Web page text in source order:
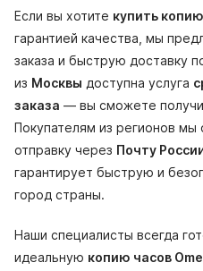
Если вы хотите купить
гарантией качества, мы
заказа и быструю доставку
из Москвы доступна услуга
заказа — вы сможете
Покупателям из регионов
отправку через Почту
гарантирует быструю и
город страны.
Наши специалисты всегда
идеальную копию часов